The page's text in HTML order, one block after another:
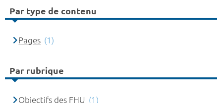
Par type de contenu
Pages (1)
Par rubrique
Objectifs des FHU (1)